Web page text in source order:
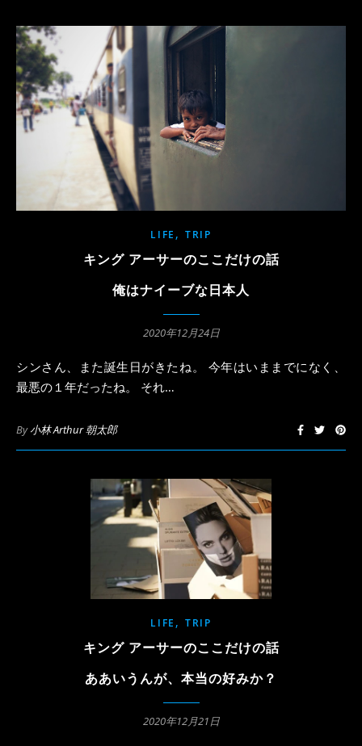
LIFE , TRIP
キング アーサーのここだけの話
俺はナイーブな日本人
2020年12月24日
シンさん、また誕生日がきたね。 今年はいままでになく、
最悪の１年だったね。 それ…
By小林 Arthur 朝太郎
LIFE , TRIP
キング アーサーのここだけの話
ああいうんが、本当の好みか？
2020年12月21日